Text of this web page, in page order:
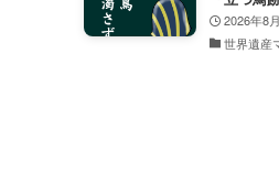
2026年8
世界遺産